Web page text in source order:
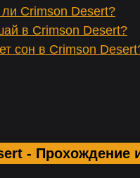
Crimson Desert?
в Crimson Desert?
сон в Crimson
- Прохождение